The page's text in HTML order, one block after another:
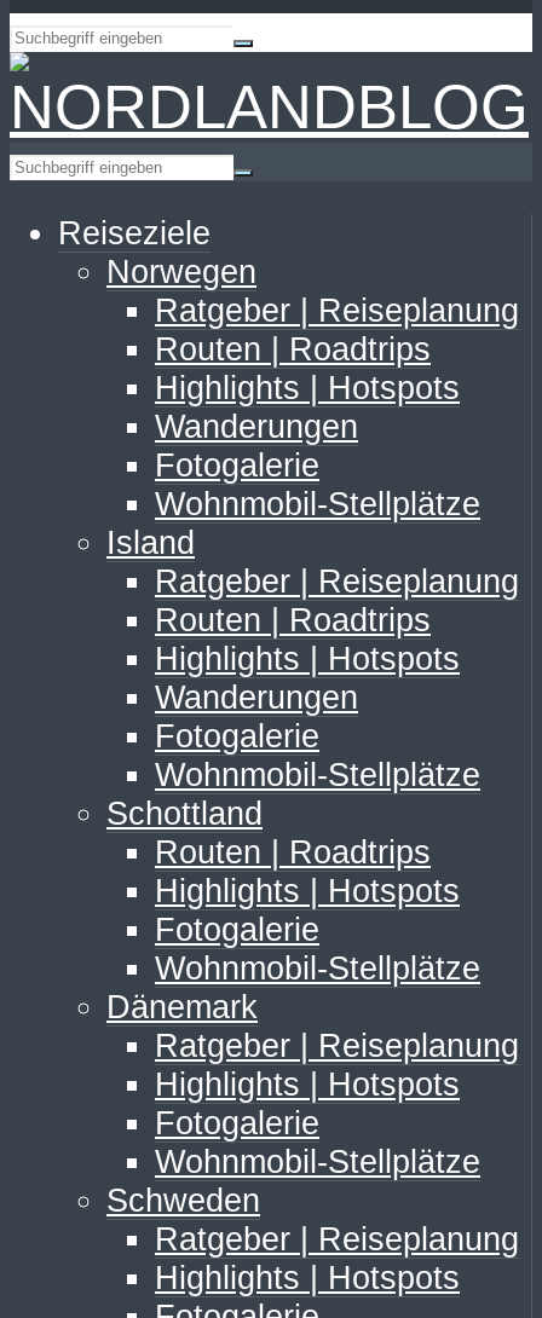
Reiseziele
Norwegen
Ratgeber | Reiseplanung
Routen | Roadtrips
Highlights | Hotspots
Wanderungen
Fotogalerie
Wohnmobil-Stellplätze
Island
Ratgeber | Reiseplanung
Routen | Roadtrips
Highlights | Hotspots
Wanderungen
Fotogalerie
Wohnmobil-Stellplätze
Schottland
Routen | Roadtrips
Highlights | Hotspots
Fotogalerie
Wohnmobil-Stellplätze
Dänemark
Ratgeber | Reiseplanung
Highlights | Hotspots
Fotogalerie
Wohnmobil-Stellplätze
Schweden
Ratgeber | Reiseplanung
Highlights | Hotspots